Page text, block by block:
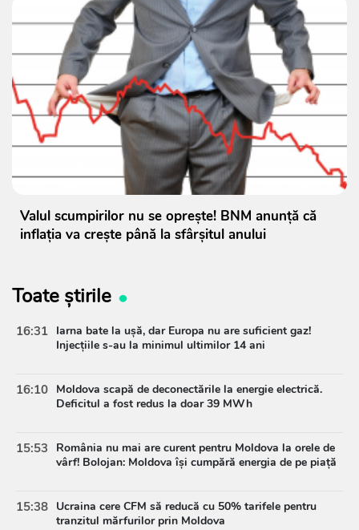
Valul scumpirilor nu se oprește! BNM anunță că
inflația va crește până la sfârșitul anului
Toate știrile
16:31 Iarna bate la ușă, dar Europa nu are suficient gaz!
Injecțiile s-au la minimul ultimilor 14 ani
16:10 Moldova scapă de deconectările la energie electrică.
Deficitul a fost redus la doar 39 MWh
15:53
România nu mai are curent pentru Moldova la orele de
vârf! Bolojan: Moldova își cumpără energia de pe piață
15:38 Ucraina cere CFM să reducă cu 50% tarifele pentru
tranzitul mărfurilor prin Moldova